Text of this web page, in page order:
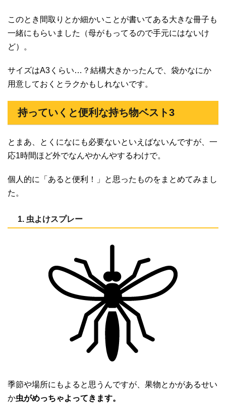
このとき間取りとか細かいことが書いてある大きな冊子も
一緒にもらいました（母がもってるので手元にはないけ
ど）。
サイズはA3くらい…？結構大きかったんで、袋かなにか
用意しておくとラクかもしれないです。
持っていくと便利な持ち物ベスト3
とまあ、とくになにも必要ないといえばないんですが、一
応1時間ほど外でなんやかんやするわけで。
個人的に「あると便利！」と思ったものをまとめてみまし
た。
1. 虫よけスプレー
季節や場所にもよると思うんですが、果物とかがあるせい
か虫がめっちゃよってきます。